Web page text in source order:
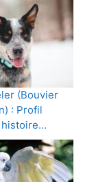
(Bouvier
: Profil